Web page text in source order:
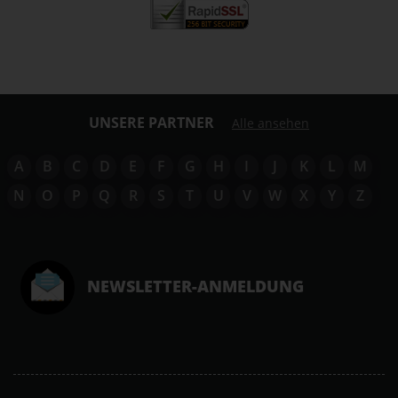
UNSERE PARTNER Alle ansehen
A B C D E F G H I J K L
M
N
O P Q R S T U V W X Y Z
NEWSLETTER-ANMELDUNG